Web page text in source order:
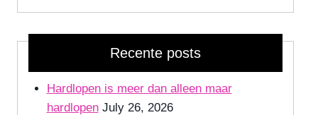
Recente posts
Hardlopen is meer dan alleen maar
hardlopen July 26, 2026